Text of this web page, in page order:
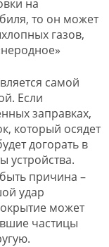
на
то он может
газов,
самой
Если
заправках,
который осядет
догорать в
устройства.
причина –
удар
может
частицы